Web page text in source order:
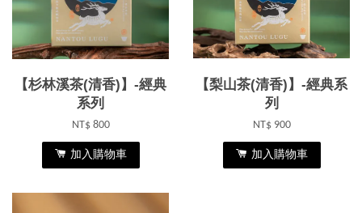
【杉林溪茶(清香)】-經典
系列
NT$ 800
加入購物車
【梨山茶(清香)】-經典系
列
NT$ 900
加入購物車